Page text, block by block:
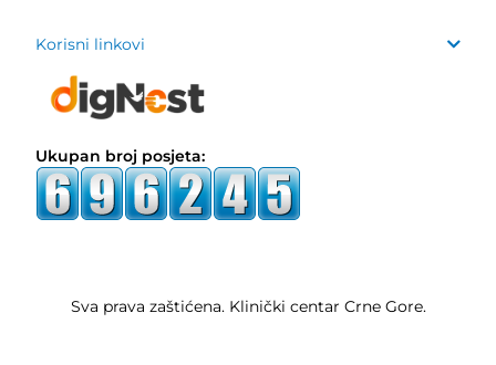
Korisni linkovi
Ukupan broj posjeta:
Sva prava zaštićena. Klinički centar Crne Gore.